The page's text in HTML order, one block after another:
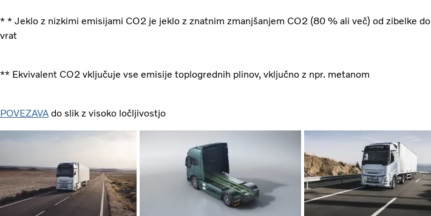
* * Jeklo z nizkimi emisijami CO2 je jeklo z znatnim zmanjšanjem CO2 (80 % ali več) od zibelke do
vrat
** Ekvivalent CO2 vključuje vse emisije toplogrednih plinov, vključno z npr. metanom
POVEZAVA do slik z visoko ločljivostjo